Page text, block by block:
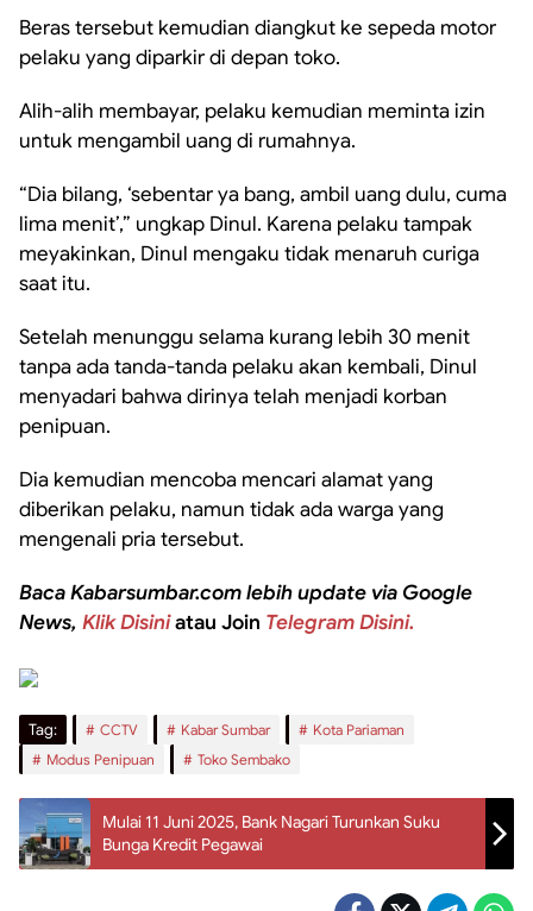
Beras tersebut kemudian diangkut ke sepeda motor
pelaku yang diparkir di depan toko.
Alih-alih membayar, pelaku kemudian meminta izin
untuk mengambil uang di rumahnya.
“Dia bilang, ‘sebentar ya bang, ambil uang dulu, cuma
lima menit’,” ungkap Dinul. Karena pelaku tampak
meyakinkan, Dinul mengaku tidak menaruh curiga
saat itu.
Setelah menunggu selama kurang lebih 30 menit
tanpa ada tanda-tanda pelaku akan kembali, Dinul
menyadari bahwa dirinya telah menjadi korban
penipuan.
Dia kemudian mencoba mencari alamat yang
diberikan pelaku, namun tidak ada warga yang
mengenali pria tersebut.
Baca Kabarsumbar.com lebih update via Google
News, Klik Disiniatau Join Telegram Disini.
Tag: CCTV Kabar Sumbar
Kota Pariaman
Modus Penipuan
Toko Sembako
Mulai 11 Juni 2025, Bank Nagari Turunkan Suku
Bunga Kredit Pegawai